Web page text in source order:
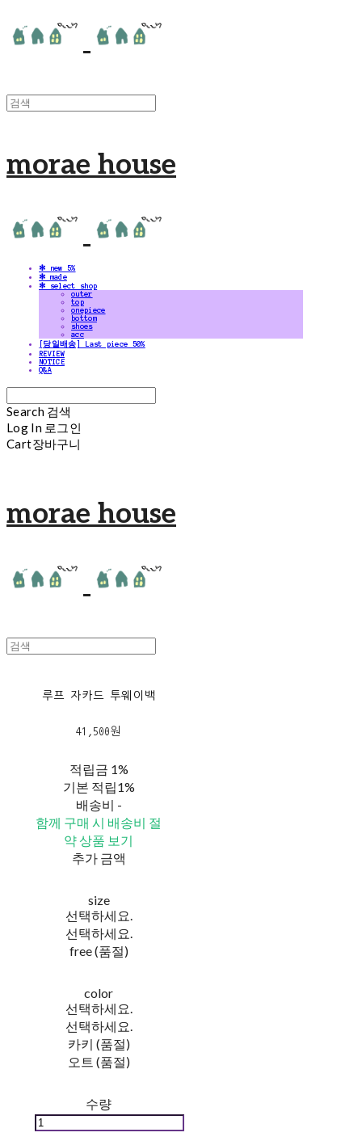
morae house
✻ new 5%
✻ made
✻ select shop
outer
top
onepiece
bottom
shoes
acc
[당일배송] Last piece 50%
REVIEW
NOTICE
Q&A
Search 검색
Log In 로그인
Cart장바구니
morae house
루프 자카드 투웨이백
41,500원
적립금 1%
기본 적립1%
배송비 -
함께 구매 시 배송비 절
약 상품 보기
추가 금액
size
선택하세요.
선택하세요.
free (품절)
color
선택하세요.
선택하세요.
카키 (품절)
오트 (품절)
수량